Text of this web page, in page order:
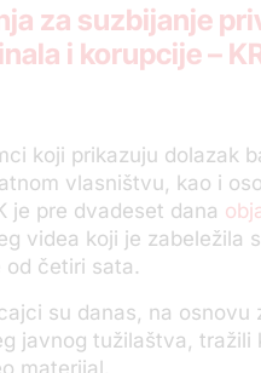
za suzbijanje
i korupcije –
koji prikazuju dolazak
vlasništvu, kao i
je pre dvadeset dana
videa koji je zabeležila
od četiri sata.
su danas, na osnovu
javnog tužilaštva, tražili
materijal.